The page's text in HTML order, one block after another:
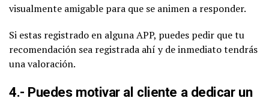
visualmente amigable para que se animen a responder.
Si estas registrado en alguna APP, puedes pedir que tu
recomendación sea registrada ahí y de inmediato tendrás
una valoración.
4.- Puedes motivar al cliente a dedicar un